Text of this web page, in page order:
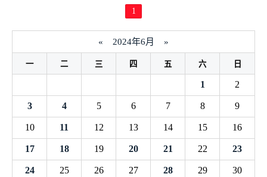
1
« 2024年6月 »
一 二 三 四 五 六 日
1 2
3 4 5 6 7 8 9
10 11 12 13 14 15 16
17 18 19 20 21 22 23
24 25 26 27 28 29 30